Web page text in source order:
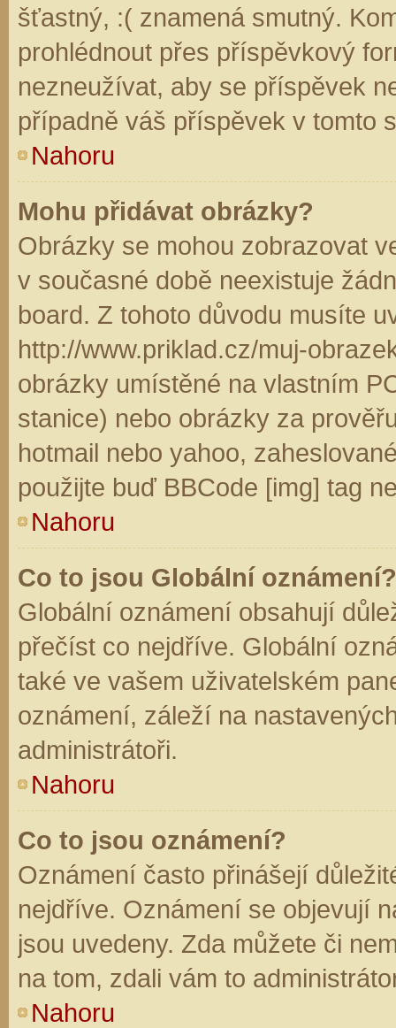
šťastný, :( znamená smutný.
prohlédnout přes příspěvkový
nezneužívat, aby se příspěvek
případně váš příspěvek v tomto
Nahoru
Mohu přidávat obrázky?
Obrázky se mohou zobrazovat
v současné době neexistuje
board. Z tohoto důvodu musíte
http://www.priklad.cz/muj-
obrázky umístěné na vlastním
stanice) nebo obrázky za
hotmail nebo yahoo,
použijte buď BBCode [img] tag
Nahoru
Co to jsou Globální oznámení?
Globální oznámení obsahují
přečíst co nejdříve. Globální
také ve vašem uživatelském
oznámení, záleží na
administrátoři.
Nahoru
Co to jsou oznámení?
Oznámení často přinášejí
nejdříve. Oznámení se objevují
jsou uvedeny. Zda můžete či
na tom, zdali vám to
Nahoru